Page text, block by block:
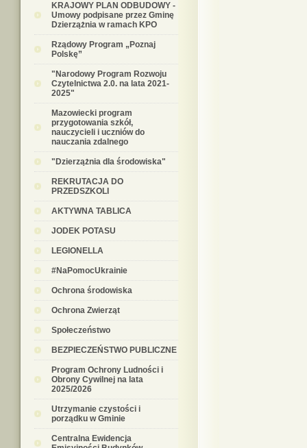
KRAJOWY PLAN ODBUDOWY -
Umowy podpisane przez Gminę
Dzierzążnia w ramach KPO
Rządowy Program „Poznaj
Polskę”
"Narodowy Program Rozwoju
Czytelnictwa 2.0. na lata 2021-
2025"
Mazowiecki program
przygotowania szkół,
nauczycieli i uczniów do
nauczania zdalnego
"Dzierzążnia dla środowiska"
REKRUTACJA DO
PRZEDSZKOLI
AKTYWNA TABLICA
JODEK POTASU
LEGIONELLA
#NaPomocUkrainie
Ochrona środowiska
Ochrona Zwierząt
Społeczeństwo
BEZPIECZEŃSTWO PUBLICZNE
Program Ochrony Ludności i
Obrony Cywilnej na lata
2025/2026
Utrzymanie czystości i
porządku w Gminie
Centralna Ewidencja